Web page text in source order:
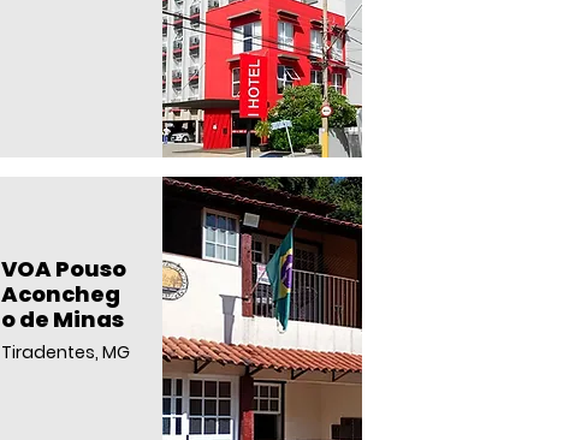
VOA Pouso
Aconcheg
o de Minas
Tiradentes, MG